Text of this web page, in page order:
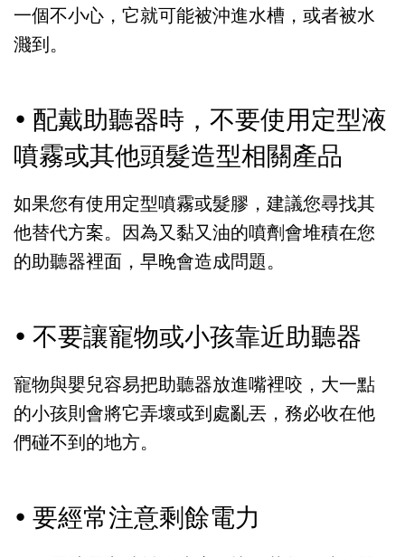
一個不小心，它就可能被沖進水槽，或者被水
濺到。
• 配戴助聽器時，不要使用定型液
噴霧或其他頭髮造型相關產品
如果您有使用定型噴霧或髮膠，建議您尋找其
他替代方案。因為又黏又油的噴劑會堆積在您
的助聽器裡面，早晚會造成問題。
• 不要讓寵物或小孩靠近助聽器
寵物與嬰兒容易把助聽器放進嘴裡咬，大一點
的小孩則會將它弄壞或到處亂丟，務必收在他
們碰不到的地方。
• 要經常注意剩餘電力